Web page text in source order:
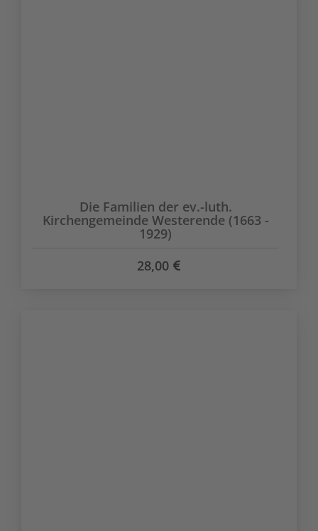
Die Familien der ev.-luth.
Kirchengemeinde Westerende (1663 -
1929)
28,00